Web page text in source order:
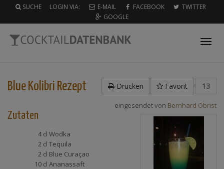
SUCHE LOGIN VIA: E-MAIL FACEBOOK
TWITTER
GOOGLE
Drucken Favorit 13
Blue Kolibri Rezept
eingesendet von Bernhard Obrist
Zutaten
4 cl Wodka
2 cl Tequila
2 cl Blue Curaçao
10 cl Ananassaft